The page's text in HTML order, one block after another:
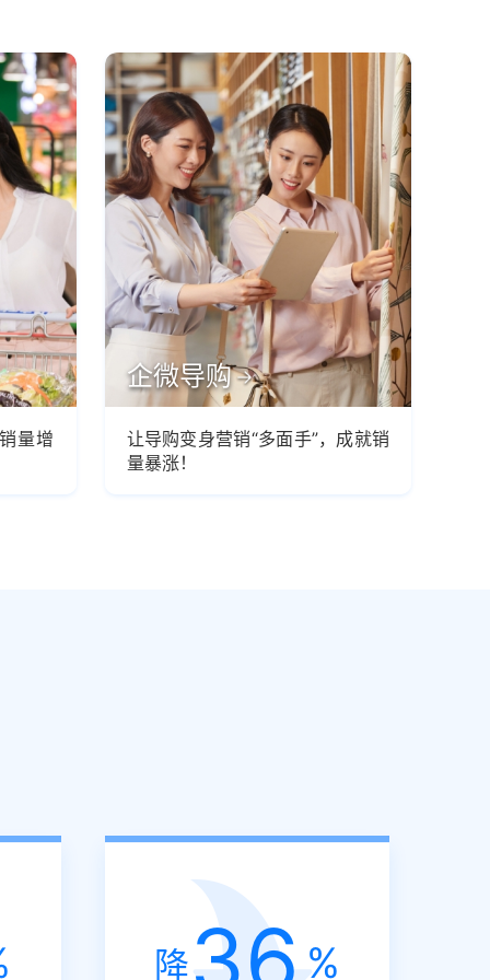
量增
企微导购
让导购变身营销“多面手”，成就销
量暴涨！
36%